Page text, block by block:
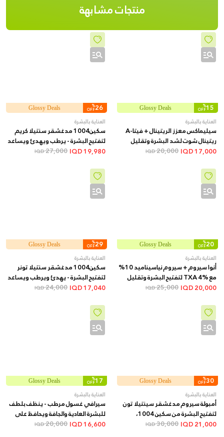
منتجات مشابهة
15
%
OFF
Glossy Deals
العناية بالبشرة
سيليماكس معزز الريتينال + فيتا-A
ريتينال شوت لشد البشرة وتقليل
المسام والخطوط الدقيقة + 15 مل
17,000
20,000
IQD
26
%
OFF
Glossy Deals
العناية بالبشرة
سكين1004 مدغشقر سنتيلا كريم
لتفتيح البشرة - يرطب ويهدئ ويساعد
على توحيد اللون وتقليل التصبغات,
19,980
27,000
IQD
20
%
OFF
Glossy Deals
العناية بالبشرة
أنوا سيروم + سيروم نياسيناميد 10%
مع TXA 4% لتفتيح البشرة وتقليل
البقع الداكنة + 30 مل
20,000
25,000
IQD
29
%
OFF
Glossy Deals
العناية بالبشرة
سكين1004 مدغشقر سنتيلا تونر
لتفتيح البشرة - يهدئ ويرطب ويساعد
على توحيد اللون, 210 مل
17,040
24,000
IQD
30
%
OFF
Glossy Deals
العناية بالبشرة
أمبولة سيروم مدغشقر سينتيلا تون
لتفتيح البشرة من سكين 1004،
100مل
21,000
30,000
IQD
17
%
OFF
Glossy Deals
العناية بالبشرة
سيرافي غسول مرطب - ينظف بلطف
للبشرة العادية والجافة ويحافظ على
ترطيبها, 236 مل
16,600
20,000
IQD